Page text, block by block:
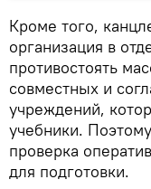
Кроме того,
организация в
противостоять
совместных и
учреждений,
учебники.
проверка
для подготовки.